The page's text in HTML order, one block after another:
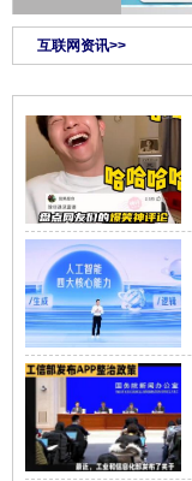
互联网资讯>>